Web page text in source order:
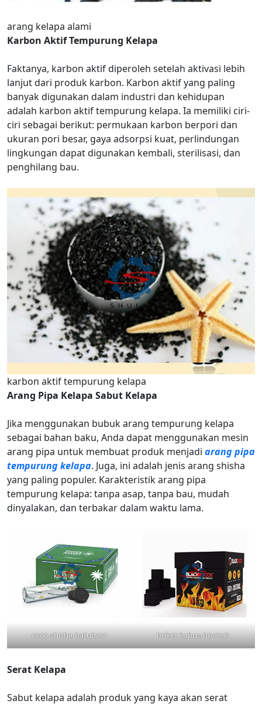
arang kelapa alami
Karbon Aktif Tempurung Kelapa
Faktanya, karbon aktif diperoleh setelah aktivasi lebih
lanjut dari produk karbon. Karbon aktif yang paling
banyak digunakan dalam industri dan kehidupan
adalah karbon aktif tempurung kelapa. Ia memiliki ciri-
ciri sebagai berikut: permukaan karbon berpori dan
ukuran pori besar, gaya adsorpsi kuat, perlindungan
lingkungan dapat digunakan kembali, sterilisasi, dan
penghilang bau.
karbon aktif tempurung kelapa
Arang Pipa Kelapa Sabut Kelapa
Jika menggunakan bubuk arang tempurung kelapa
sebagai bahan baku, Anda dapat menggunakan mesin
arang pipa untuk membuat produk menjadi arang pipa
tempurung kelapa. Juga, ini adalah jenis arang shisha
yang paling populer. Karakteristik arang pipa
tempurung kelapa: tanpa asap, tanpa bau, mudah
dinyalakan, dan terbakar dalam waktu lama.
coco-shisha-batubara briket kubus-hookah
Serat Kelapa
Sabut kelapa adalah produk yang kaya akan serat